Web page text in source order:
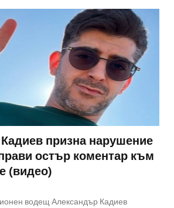
призна нарушение
остър коментар към
(видео)
водещ Александър Кадиев